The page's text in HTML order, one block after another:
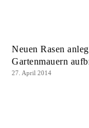
Neuen Rasen
Gartenmauern
27. April 2014